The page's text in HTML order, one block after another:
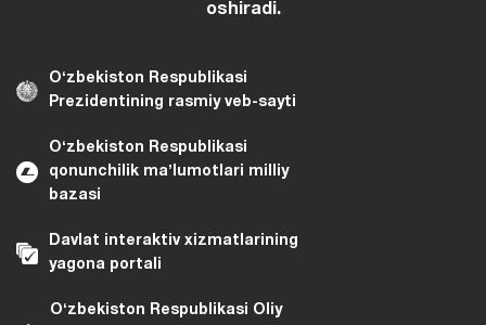
oshiradi.
Oʻzbekiston Respublikasi
Prezidentining rasmiy veb-sayti
Oʻzbekiston Respublikasi
qonunchilik maʼlumotlari milliy
bazasi
Davlat interaktiv xizmatlarining
yagona portali
Oʻzbekiston Respublikasi Oliy